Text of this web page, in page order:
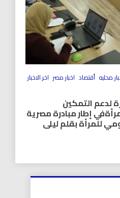
محليه أقتصاد اخبار مصر اخر الاخبار
لدعم التمكين
إطار مبادرة مصرية
للمرأة بقلم ليلى